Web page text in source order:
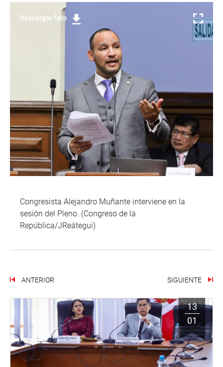
Descargar foto
Congresista Alejandro Muñante interviene en la
sesión del Pleno. (Congreso de la
República/JReátegui)
ANTERIOR SIGUIENTE
13
01